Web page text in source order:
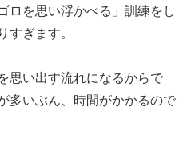
ロを思い浮かべる」訓練をし
すぎます。
思い出す流れになるからで
多いぶん、時間がかかるので